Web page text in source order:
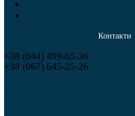
Контакти
+38 (044) 499-65-36
+38 (067) 645-25-26